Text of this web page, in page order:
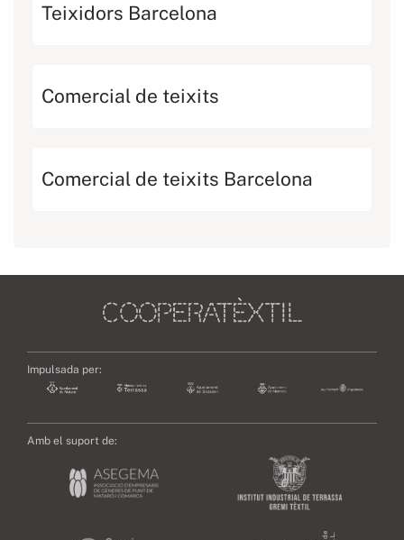
Teixidors Barcelona
Comercial de teixits
Comercial de teixits Barcelona
Impulsada per:
Amb el suport de: